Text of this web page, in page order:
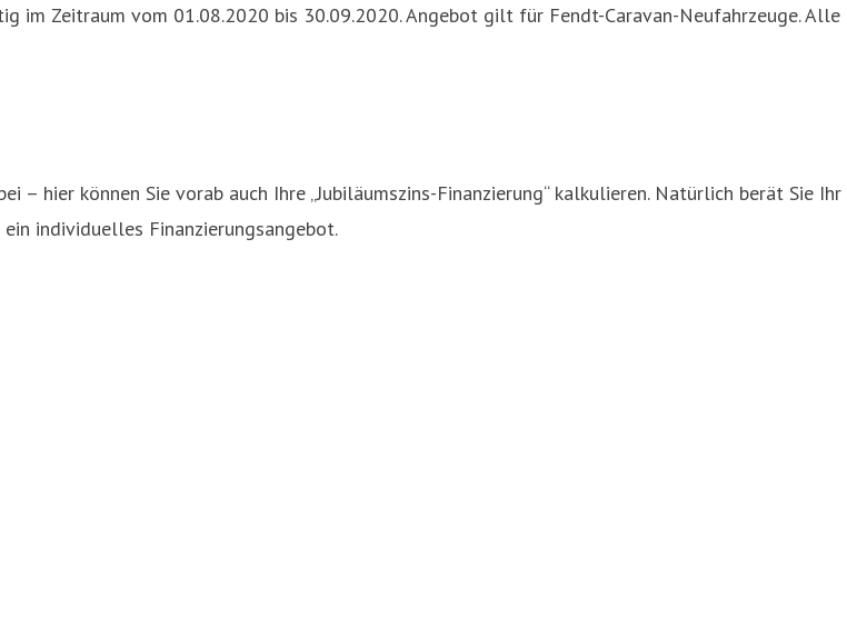
im Zeitraum vom 01.08.2020 bis 30.09.2020. Angebot gilt für Fendt-Caravan-Neufahrzeuge. Alle
– hier können Sie vorab auch Ihre „Jubiläumszins-Finanzierung“ kalkulieren. Natürlich berät Sie Ihr
individuelles Finanzierungsangebot.